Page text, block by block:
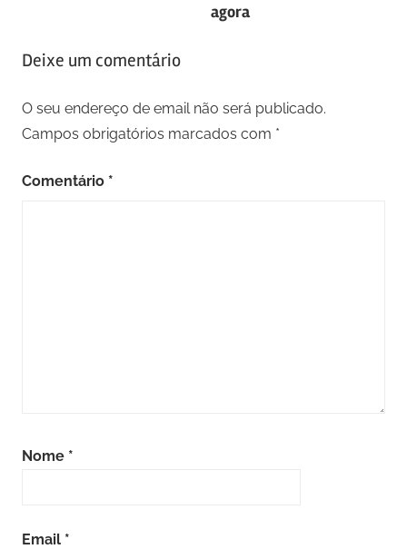
agora
Deixe um comentário
O seu endereço de email não será publicado.
Campos obrigatórios marcados com *
Comentário *
Nome *
Email *